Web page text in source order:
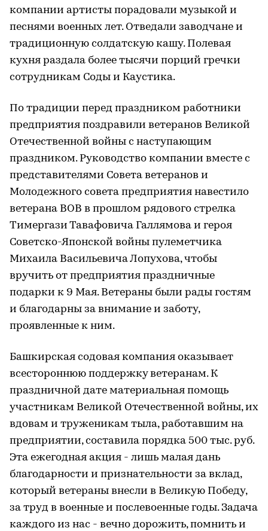
компании артисты порадовали музыкой и
песнями военных лет. Отведали заводчане и
традиционную солдатскую кашу. Полевая
кухня раздала более тысячи порций гречки
сотрудникам Соды и Каустика.
По традиции перед праздником работники
предприятия поздравили ветеранов Великой
Отечественной войны с наступающим
праздником. Руководство компании вместе с
представителями Совета ветеранов и
Молодежного совета предприятия навестило
ветерана ВОВ в прошлом рядового стрелка
Тимергази Тавафовича Галлямова и героя
Советско-Японской войны пулеметчика
Михаила Васильевича Лопухова, чтобы
вручить от предприятия праздничные
подарки к 9 Мая. Ветераны были рады гостям
и благодарны за внимание и заботу,
проявленные к ним.
Башкирская содовая компания оказывает
всестороннюю поддержку ветеранам. К
праздничной дате материальная помощь
участникам Великой Отечественной войны, их
вдовам и труженикам тыла, работавшим на
предприятии, составила порядка 500 тыс. руб.
Эта ежегодная акция - лишь малая дань
благодарности и признательности за вклад,
который ветераны внесли в Великую Победу,
за труд в военные и послевоенные годы. Задача
каждого из нас - вечно дорожить, помнить и